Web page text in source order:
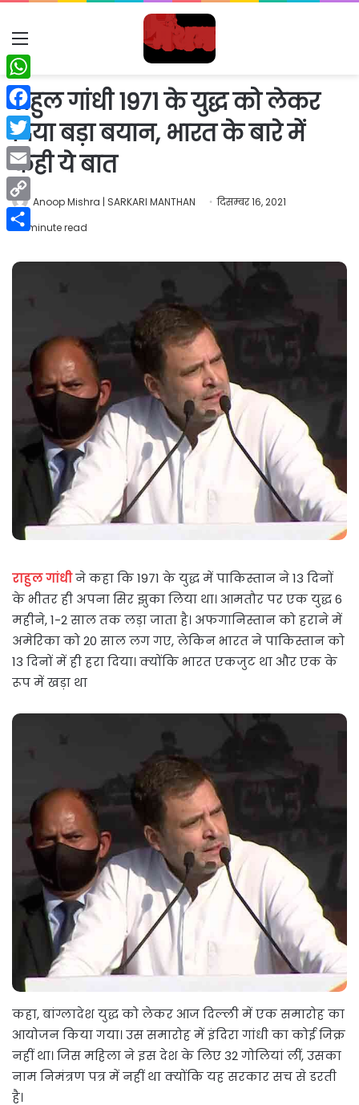
Menu
राहुल गांधी 1971 के युद्ध को लेकर
दिया बड़ा बयान, भारत के बारे में
कही ये बात
Anoop Mishra | SARKARI MANTHAN
दिसम्बर 16, 2021
1 minute read
राहुल गांधीने कहा कि 1971 के युद्ध में पाकिस्तान ने 13 दिनों
के भीतर ही अपना सिर झुका लिया था। आमतौर पर एक युद्ध 6
महीने, 1-2 साल तक लड़ा जाता है। अफगानिस्तान को हराने में
अमेरिका को 20 साल लग गए, लेकिन भारत ने पाकिस्तान को
13 दिनों में ही हरा दिया। क्योंकि भारत एकजुट था और एक के
रूप में खड़ा था
कहा, बांग्लादेश युद्ध को लेकर आज दिल्ली में एक समारोह का
आयोजन किया गया। उस समारोह में इंदिरा गांधी का कोई जिक्र
नहीं था। जिस महिला ने इस देश के लिए 32 गोलियां लीं, उसका
नाम निमंत्रण पत्र में नहीं था क्योंकि यह सरकार सच से डरती
है।
WhatsApp
Facebook
Twitter
Email
Copy
Link